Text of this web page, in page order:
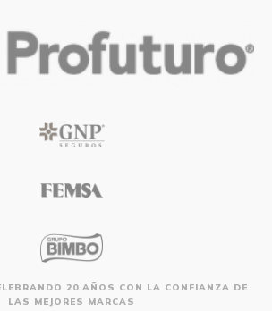
20 AÑOS CON LA CONFIANZA DE
LAS MEJORES MARCAS